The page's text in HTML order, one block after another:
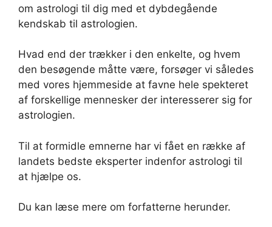
om astrologi til dig med et dybdegående
kendskab til astrologien.
Hvad end der trækker i den enkelte, og hvem
den besøgende måtte være, forsøger vi således
med vores hjemmeside at favne hele spekteret
af forskellige mennesker der interesserer sig for
astrologien.
Til at formidle emnerne har vi fået en række af
landets bedste eksperter indenfor astrologi til
at hjælpe os.
Du kan læse mere om forfatterne herunder.